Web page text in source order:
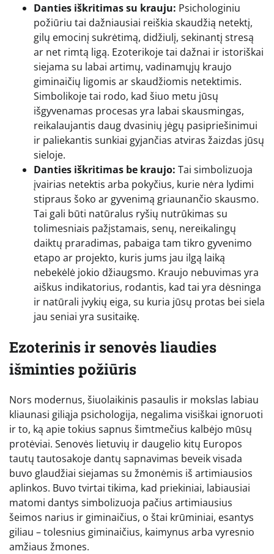
Danties iškritimas su krauju: Psichologiniu
požiūriu tai dažniausiai reiškia skaudžią netektį,
gilų emocinį sukrėtimą, didžiulį, sekinantį stresą
ar net rimtą ligą. Ezoterikoje tai dažnai ir istoriškai
siejama su labai artimų, vadinamųjų kraujo
giminaičių ligomis ar skaudžiomis netektimis.
Simbolikoje tai rodo, kad šiuo metu jūsų
išgyvenamas procesas yra labai skausmingas,
reikalaujantis daug dvasinių jėgų pasipriešinimui
ir paliekantis sunkiai gyjančias atviras žaizdas jūsų
sieloje.
Danties iškritimas be kraujo: Tai simbolizuoja
įvairias netektis arba pokyčius, kurie nėra lydimi
stipraus šoko ar gyvenimą griaunančio skausmo.
Tai gali būti natūralus ryšių nutrūkimas su
tolimesniais pažįstamais, senų, nereikalingų
daiktų praradimas, pabaiga tam tikro gyvenimo
etapo ar projekto, kuris jums jau ilgą laiką
nebekėlė jokio džiaugsmo. Kraujo nebuvimas yra
aiškus indikatorius, rodantis, kad tai yra dėsninga
ir natūrali įvykių eiga, su kuria jūsų protas bei siela
jau seniai yra susitaikę.
Ezoterinis ir senovės liaudies
išminties požiūris
Nors modernus, šiuolaikinis pasaulis ir mokslas labiau
kliaunasi giliąja psichologija, negalima visiškai ignoruoti
ir to, ką apie tokius sapnus šimtmečius kalbėjo mūsų
protėviai. Senovės lietuvių ir daugelio kitų Europos
tautų tautosakoje dantų sapnavimas beveik visada
buvo glaudžiai siejamas su žmonėmis iš artimiausios
aplinkos. Buvo tvirtai tikima, kad priekiniai, labiausiai
matomi dantys simbolizuoja pačius artimiausius
šeimos narius ir giminaičius, o štai krūminiai, esantys
giliau – tolesnius giminaičius, kaimynus arba vyresnio
amžiaus žmones.